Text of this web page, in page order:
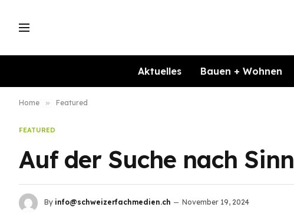
Aktuelles Bauen + Wohnen
Home » Featured
FEATURED
Auf der Suche nach Sinn
By info@schweizerfachmedien.ch November 19, 2024